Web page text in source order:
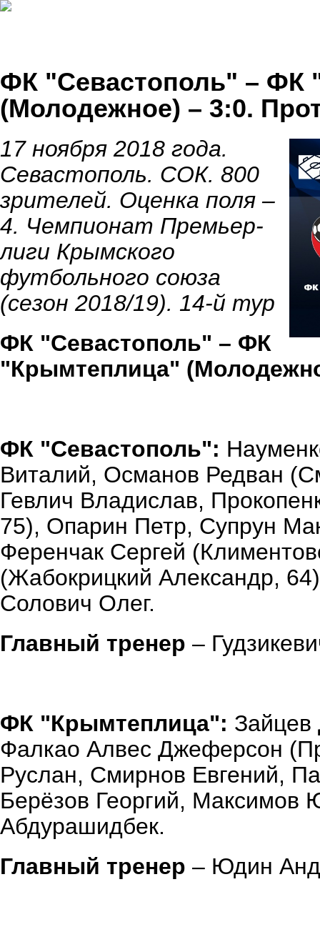
ФК "Севастополь" – ФК
(Молодежное) – 3:0.
17 ноября 2018 года.
Севастополь. СОК. 800
зрителей. Оценка поля –
4. Чемпионат Премьер-
лиги Крымского
футбольного союза
(сезон 2018/19). 14-й тур
ФК "Севастополь" – ФК
"Крымтеплица"
ФК "Севастополь":
Виталий, Османов Редван
Гевлич Владислав,
75), Опарин Петр, Супрун
Ференчак Сергей
(Жабокрицкий Александр,
Солович Олег.
Главный тренер –
ФК "Крымтеплица": Зайцев
Фалкао Алвес Джеферсон
Руслан, Смирнов Евгений,
Берёзов Георгий, Максимов
Абдурашидбек.
Главный тренер – Юдин